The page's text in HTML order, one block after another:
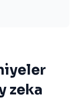
zeka